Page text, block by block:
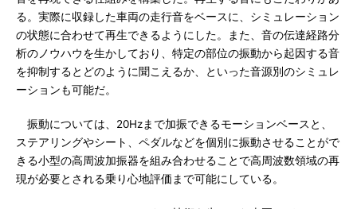
る。実際に収録した車両の走行音をベースに、シミュレーション
の状態に合わせて再生できるようにした。また、音の伝達経路分
析のノウハウを生かしており、特定の部位の振動から起因する音
を抑制するとどのように聞こえるか、といった音源別のシミュレ
ーションも可能だ。
振動については、20Hzまで加振できるモーションベースと、
ステアリングやシート、ペダルなどを個別に振動させることがで
きる小型の高周波加振器を組み合わせることで高周波数領域の再
現が必要とされる乗り心地評価まで可能にしている。